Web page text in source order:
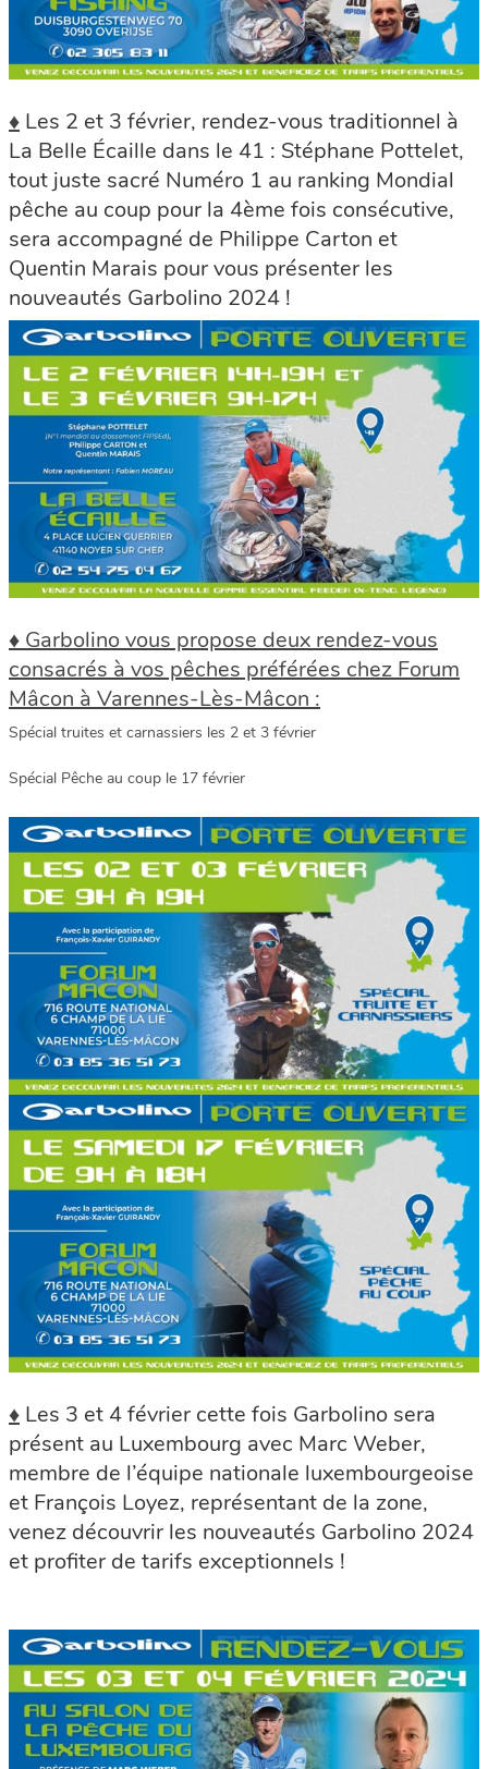
♦ Les 2 et 3 février, rendez-vous traditionnel à
La Belle Écaille dans le 41 : Stéphane Pottelet,
tout juste sacré Numéro 1 au ranking Mondial
pêche au coup pour la 4ème fois consécutive,
sera accompagné de Philippe Carton et
Quentin Marais pour vous présenter les
nouveautés Garbolino 2024 !
♦ Garbolino vous propose deux rendez-vous
consacrés à vos pêches préférées chez Forum
Mâcon à Varennes-Lès-Mâcon :
Spécial truites et carnassiers les 2 et 3 février
Spécial Pêche au coup le 17 février
♦ Les 3 et 4 février cette fois Garbolino sera
présent au Luxembourg avec Marc Weber,
membre de l’équipe nationale luxembourgeoise
et François Loyez, représentant de la zone,
venez découvrir les nouveautés Garbolino 2024
et profiter de tarifs exceptionnels !